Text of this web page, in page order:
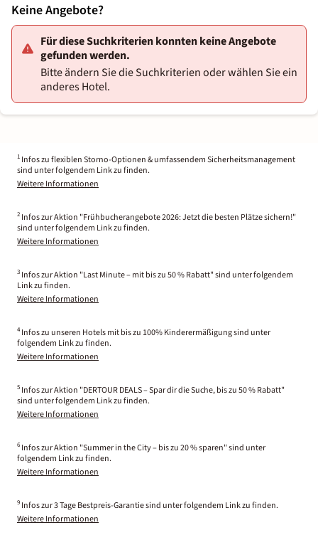
Keine Angebote?
Für diese Suchkriterien konnten keine Angebote
gefunden werden.
Bitte ändern Sie die Suchkriterien oder wählen Sie ein
anderes Hotel.
1 Infos zu flexiblen Storno-Optionen & umfassendem Sicherheitsmanagement
sind unter folgendem Link zu finden.
Weitere Informationen
2 Infos zur Aktion "Frühbucherangebote 2026: Jetzt die besten Plätze sichern!"
sind unter folgendem Link zu finden.
Weitere Informationen
3 Infos zur Aktion "Last Minute – mit bis zu 50 % Rabatt" sind unter folgendem
Link zu finden.
Weitere Informationen
4 Infos zu unseren Hotels mit bis zu 100% Kinderermäßigung sind unter
folgendem Link zu finden.
Weitere Informationen
5 Infos zur Aktion "DERTOUR DEALS – Spar dir die Suche, bis zu 50 % Rabatt"
sind unter folgendem Link zu finden.
Weitere Informationen
6 Infos zur Aktion "Summer in the City – bis zu 20 % sparen" sind unter
folgendem Link zu finden.
Weitere Informationen
9 Infos zur 3 Tage Bestpreis-Garantie sind unter folgendem Link zu finden.
Weitere Informationen